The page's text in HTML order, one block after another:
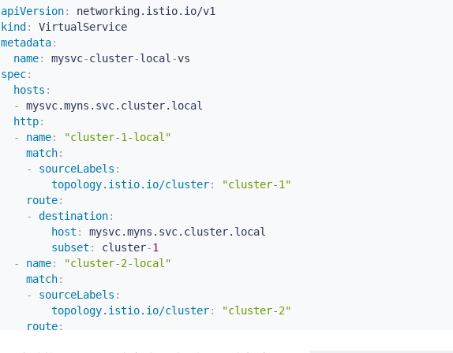
apiVersion:
kind :
VirtualService
metadata:
name: mysvc-cluster-local -
spec:
hosts :
-
mysvc.myns.svc.cluster.local
http:
-
name:
"cluster-1-local"
match:
-
sourceLabels :
topology.istio.io/cluster:
"cluster-1"
route:
-
destination:
host :
mysvc.myns.svc.cluster.local
subset : cluster-1
-
name:
"cluster-2-local"
match:
-
sourceLabels :
topology.istio.io/cluster:
"cluster-2"
route: